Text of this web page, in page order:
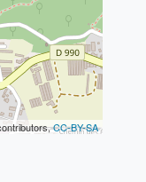
CC-BY-SA